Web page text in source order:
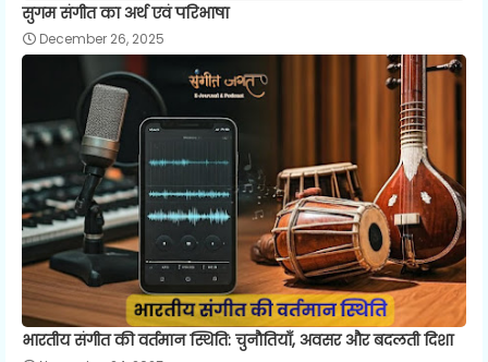
सुगम संगीत का अर्थ एवं परिभाषा
December 26, 2025
भारतीय संगीत की वर्तमान स्थिति: चुनौतियाँ, अवसर और बदलती दिशा